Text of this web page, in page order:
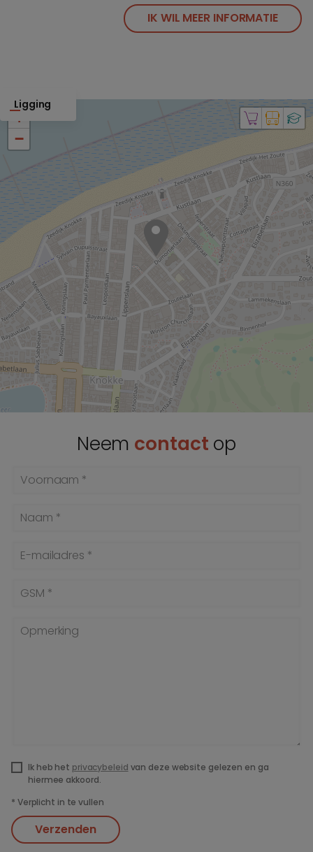
IK WIL MEER INFORMATIE
Ligging
+
−
Neem contact op
Voornaam *
Naam *
E-mailadres *
GSM *
Opmerking
Ik heb het privacybeleid van deze website gelezen en ga
hiermee akkoord.
* Verplicht in te vullen
Verzenden